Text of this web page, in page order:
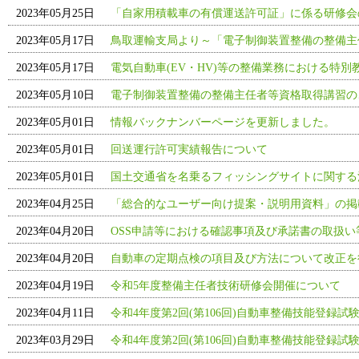
2023年05月25日 「自家用積載車の有償運送許可証」に係る研修
2023年05月17日 鳥取運輸支局より～「電子制御装置整備の整備
2023年05月17日 電気自動車(EV・HV)等の整備業務における特別
2023年05月10日 電子制御装置整備の整備主任者等資格取得講習
2023年05月01日 情報バックナンバーページを更新しました。
2023年05月01日 回送運行許可実績報告について
2023年05月01日 国土交通省を名乗るフィッシングサイトに関す
2023年04月25日 「総合的なユーザー向け提案・説明用資料」の
2023年04月20日 OSS申請等における確認事項及び承諾書の取扱
2023年04月20日 自動車の定期点検の項目及び方法について改正
2023年04月19日 令和5年度整備主任者技術研修会開催について
2023年04月11日 令和4年度第2回(第106回)自動車整備技能登録試
2023年03月29日 令和4年度第2回(第106回)自動車整備技能登録試